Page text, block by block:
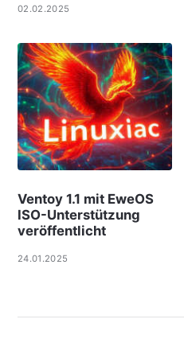
02.02.2025
Ventoy 1.1 mit EweOS
ISO-Unterstützung
veröffentlicht
24.01.2025